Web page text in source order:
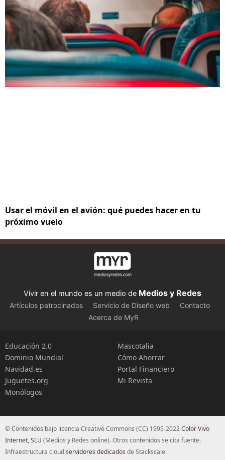
Usar el móvil en el avión: qué puedes hacer en tu
próximo vuelo
Vivir en el mundo es un medio de Medios y Redes
Artículos patrocinados Servicio de Diseño web
Contacto
Acerca de MyR
Educación 2.0
Dominio Mundial
Navidad.es
Juguetes.org
Monólogos
Mascotalia
Cómo Ahorrar
Portal Financiero
Mi Revista
© Contenidos bajo licencia Creative Commons (CC) 1995-2022Color Vivo
Internet, SLU (Medios y Redes online). Otros contenidos se cita fuente.
Infraestructura cloudservidores dedicados de Stackscale.